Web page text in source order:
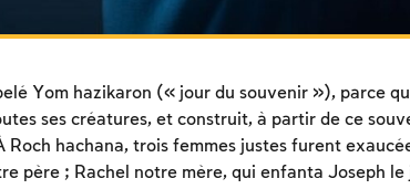
Yom hazikaron (« jour du souvenir »), parce
ses créatures, et construit, à partir de ce
Roch hachana, trois femmes justes furent
père ; Rachel notre mère, qui enfanta Joseph le